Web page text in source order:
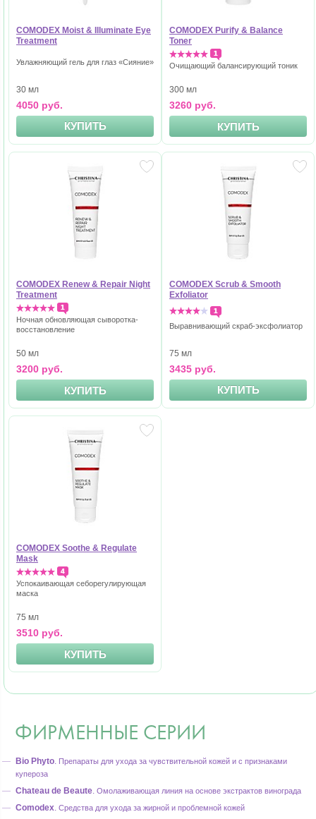
COMODEX Moist & Illuminate Eye
Treatment
Увлажняющий гель для глаз «Сияние»
30 мл
4050 руб.
КУПИТЬ
COMODEX Purify & Balance
Toner
1
Очищающий балансирующий тоник
300 мл
3260 руб.
КУПИТЬ
COMODEX Renew & Repair Night
Treatment
1
Ночная обновляющая сыворотка-
восстановлениe
50 мл
3200 руб.
КУПИТЬ
COMODEX Scrub & Smooth
Exfoliator
1
Выравнивающий скраб-эксфолиатор
75 мл
3435 руб.
КУПИТЬ
COMODEX Soothe & Regulate
Mask
4
Успокаивающая себорегулирующая
маска
75 мл
3510 руб.
КУПИТЬ
ФИРМЕННЫЕ СЕРИИ
Bio Phyto. Препараты для ухода за чувствительной кожей и с признаками
купероза
Chateau de Beaute. Омолаживающая линия на основе экстрактов винограда
Comodex. Средства для ухода за жирной и проблемной кожей